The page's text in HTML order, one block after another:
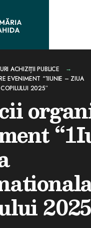
ACHIZIȚII PUBLICE
EVENIMENT “1IUNIE – ZIUA
2025″​